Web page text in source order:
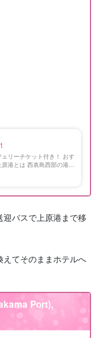
リーチケット付き！ おす
港とは 西表島西部の港。
バスで上原港まで移
えてそのままホテルへ
Port),